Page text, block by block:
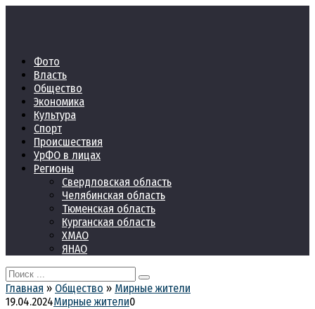
Фото
Власть
Общество
Экономика
Культура
Спорт
Происшествия
УрФО в лицах
Регионы
Свердловская область
Челябинская область
Тюменская область
Курганская область
ХМАО
ЯНАО
Search
for:
Главная » Общество » Мирные жители
19.04.2024Мирные жители0